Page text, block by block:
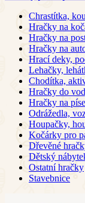
Chrastítka,
Hračky na
Hračky na
Hračky na
Hrací deky,
Lehačky,
Chodítka,
Hračky do
Hračky na
Odrážedla,
Houpačky,
Kočárky pro
Dřevěné
Dětský
Ostatní hračky
Stavebnice